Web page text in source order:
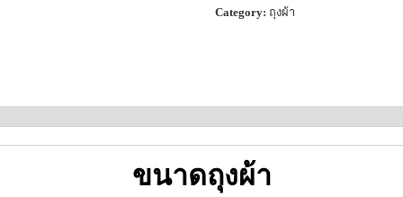
Category: ถุงผ้า
ขนาดถุงผ้า